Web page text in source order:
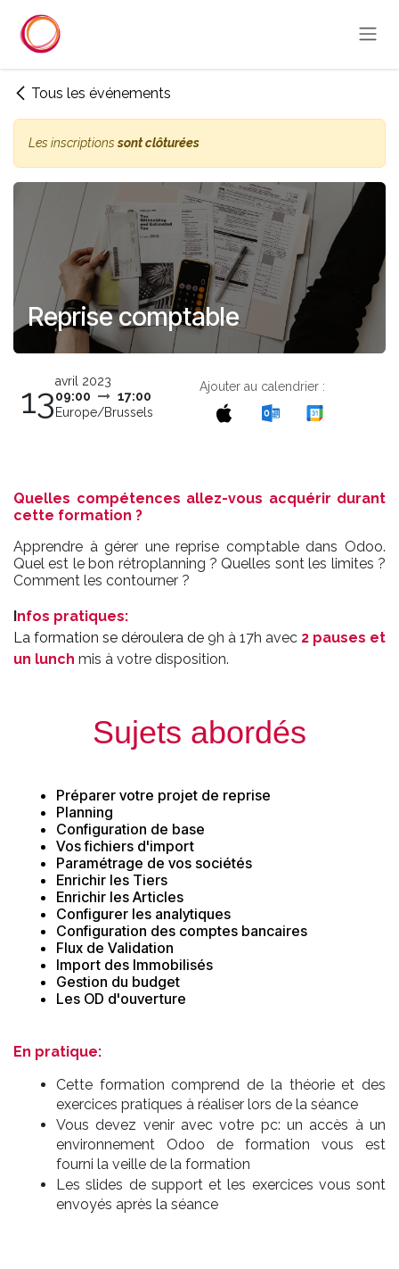
Tous les événements
Les inscriptionssont clôturées
Reprise comptable
13avril 2023
09:00
17:00
Europe/Brussels
Ajouter au calendrier :
Quelles compétences allez-vous acquérir durant
cette formation ?
Apprendre à gérer une reprise comptable dans Odoo.
Quel est le bon rétroplanning ? Quelles sont les limites ?
Comment les contourner ?
Infos pratiques:
La formation se déroulera de 9h à 17h avec 2 pauses et
un lunch mis à votre disposition.
Sujets abordés
Préparer votre projet de reprise
Planning
Configuration de base
Vos fichiers d'import
Paramétrage de vos sociétés
Enrichir les Tiers
Enrichir les Articles
Configurer les analytiques
Configuration des comptes bancaires
Flux de Validation
Import des Immobilisés
Gestion du budget
Les OD d'ouverture
En pratique:
Cette formation comprend de la théorie et des
exercices pratiques à réaliser lors de la séance
Vous devez venir avec votre pc: un accès à un
environnement Odoo de formation vous est
fourni la veille de la formation
Les slides de support et les exercices vous sont
envoyés après la séance